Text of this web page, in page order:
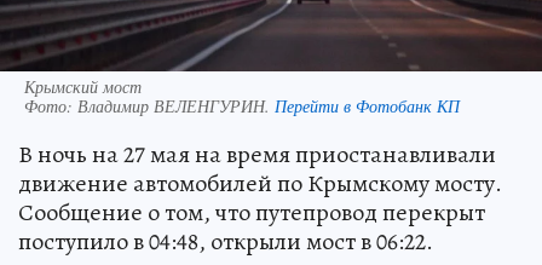
Крымский мост
Фото: Владимир ВЕЛЕНГУРИН. Перейти в Фотобанк КП
В ночь на 27 мая на время приостанавливали
движение автомобилей по Крымскому мосту.
Сообщение о том, что путепровод перекрыт
поступило в 04:48, открыли мост в 06:22.